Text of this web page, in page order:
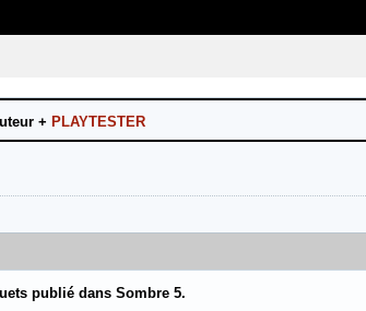
+ PLAYTESTER
publié dans Sombre 5.